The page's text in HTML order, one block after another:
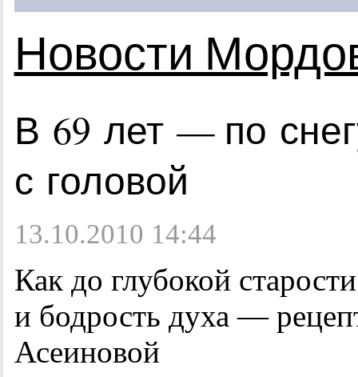
Новости
В 69 лет — по
с головой
13.10.2010 14:44
Как до глубокой
и бодрость духа —
Асеиновой